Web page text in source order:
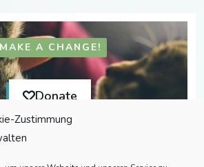
Zustimmung
MAKE A CHANGE!
Donate